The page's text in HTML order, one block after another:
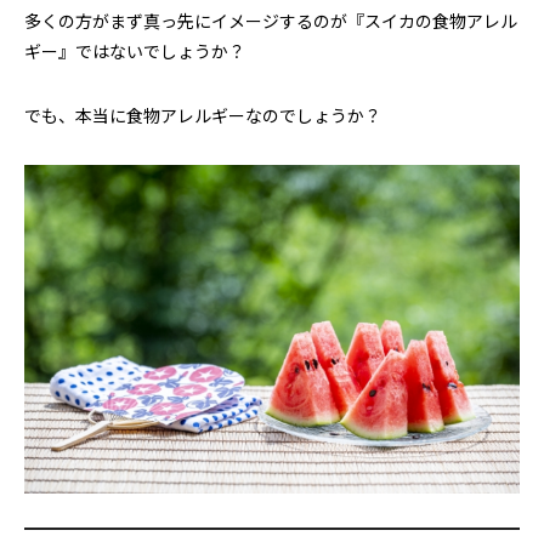
多くの方がまず真っ先にイメージするのが『スイカの食物アレル
ギー』ではないでしょうか？
でも、本当に食物アレルギーなのでしょうか？